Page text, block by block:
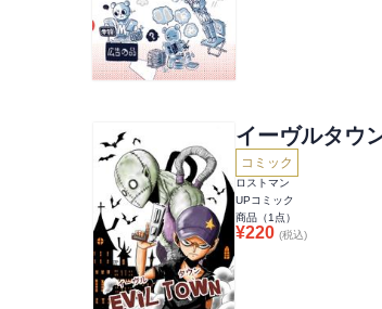
イーヴルタウ
コミック
ロストマン
UPコミック
商品（1 点）
¥220 (税込)